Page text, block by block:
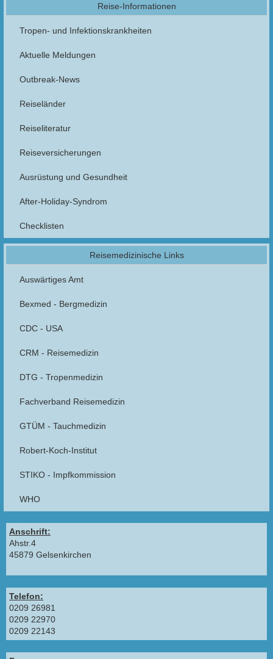
Reise-Informationen
Tropen- und Infektionskrankheiten
Aktuelle Meldungen
Outbreak-News
Reiseländer
Reiseliteratur
Reiseversicherungen
Ausrüstung und Gesundheit
After-Holiday-Syndrom
Checklisten
Reisemedizinische Links
Auswärtiges Amt
Bexmed - Bergmedizin
CDC - USA
CRM - Reisemedizin
DTG - Tropenmedizin
Fachverband Reisemedizin
GTÜM - Tauchmedizin
Robert-Koch-Institut
STIKO - Impfkommission
WHO
Anschrift:
Ahstr.4
45879 Gelsenkirchen
Telefon:
0209 26981
0209 22970
0209 22143